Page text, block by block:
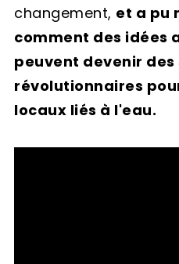
changement, et a pu
comment des idées
peuvent devenir des
révolutionnaires
locaux liés à l'eau.